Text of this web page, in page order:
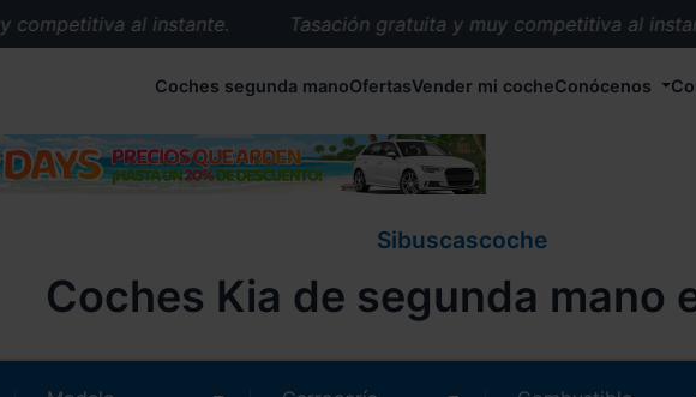
al instante.
Tasación gratuita y muy competitiva al instante.
Más de 5.000 conductores satisfechos.
Buscamos el coche que tu quieras.
Nos ocupamos de todos los trámites.
Compramos tu coche. Pago inmediato.
Coches segunda manoOfertasVender mi cocheConócenos
Sibuscascoche
Coches Kia de segunda mano